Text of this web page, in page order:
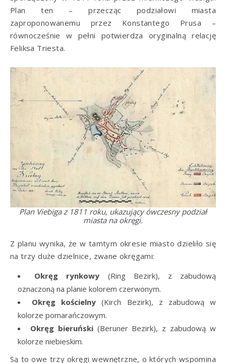
Plan ten – przecząc podziałowi miasta
zaproponowanemu przez Konstantego Prusa –
równocześnie w pełni potwierdza oryginalną relację
Feliksa Triesta.
Plan Viebiga z 1811 roku, ukazujący ówczesny podział
miasta na okręgi.
Z planu wynika, że w tamtym okresie miasto dzieliło się
na trzy duże dzielnice, zwane okręgami:
Okręg rynkowy (Ring Bezirk), z zabudową
oznaczoną na planie kolorem czerwonym.
Okręg kościelny (Kirch Bezirk), z zabudową w
kolorze pomarańczowym.
Okręg bieruński(Beruner Bezirk), z zabudową w
kolorze niebieskim.
Są to owe trzy okręgi wewnętrzne, o których wspomina